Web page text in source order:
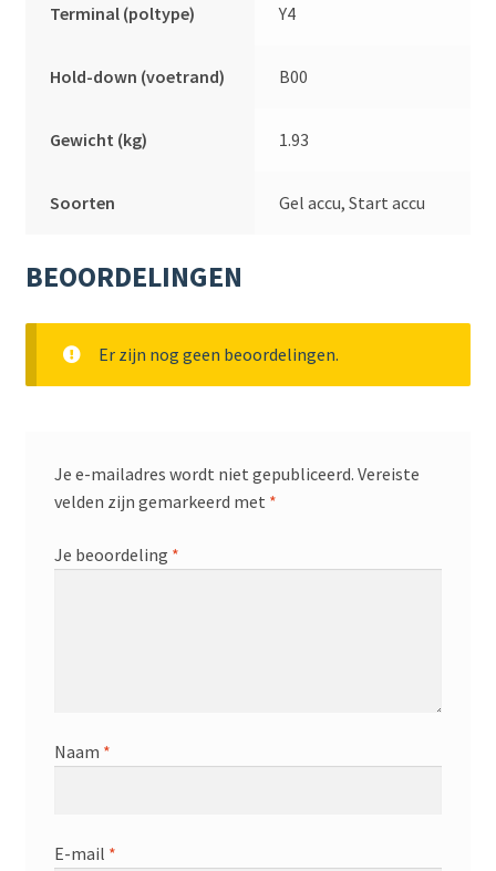
Terminal (poltype) Y4
Hold-down (voetrand) B00
Gewicht (kg) 1.93
Soorten Gel accu, Start accu
BEOORDELINGEN
Er zijn nog geen beoordelingen.
Je e-mailadres wordt niet gepubliceerd. Vereiste
velden zijn gemarkeerd met *
Je beoordeling *
Naam *
E-mail *